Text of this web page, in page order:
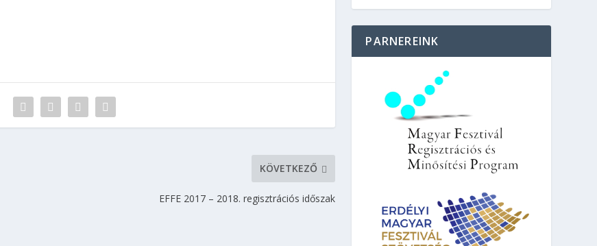
KÖVETKEZŐ
EFFE 2017 – 2018. regisztrációs időszak
PARNEREINK